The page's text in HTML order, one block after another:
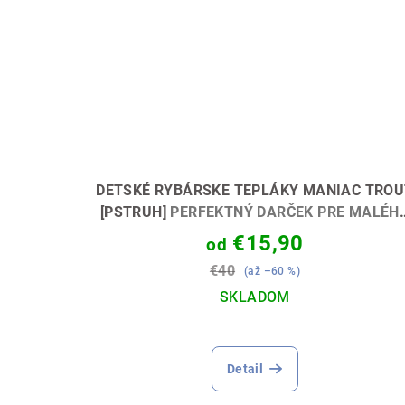
DETSKÉ RYBÁRSKE TEPLÁKY MANIAC
[PSTRUH] PERFEKTNÝ DARČEK PRE
MUŠKÁRA 🎣🎁
od €15,90
€40 (až –60 %)
SKLADOM
Detail